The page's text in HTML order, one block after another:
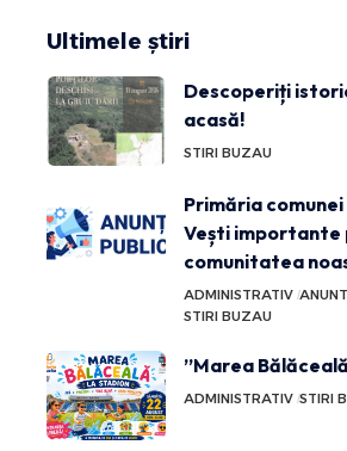
Ultimele știri
Descoperiți
acasă!
STIRI BUZAU
Primăria
Vești importante
comunitatea
ADMINISTRATIV
STIRI BUZAU
”Marea
ADMINISTRATIV STIRI